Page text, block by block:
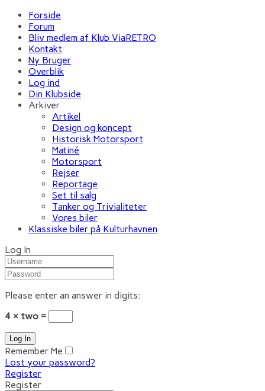
Forside
Forum
Bliv medlem af Klub ViaRETRO
Kontakt
Ny Bruger
Overblik
Log ind
Din Klubside
Arkiver
Artikel
Design og koncept
Historisk Motorsport
Matiné
Motorsport
Rejser
Reportage
Set til salg
Tanker og Trivialiteter
Vores biler
Klassiske biler på Kulturhavnen
Log In
Please enter an answer in digits:
4 × two =
Remember Me
Lost your password?
Register
Register